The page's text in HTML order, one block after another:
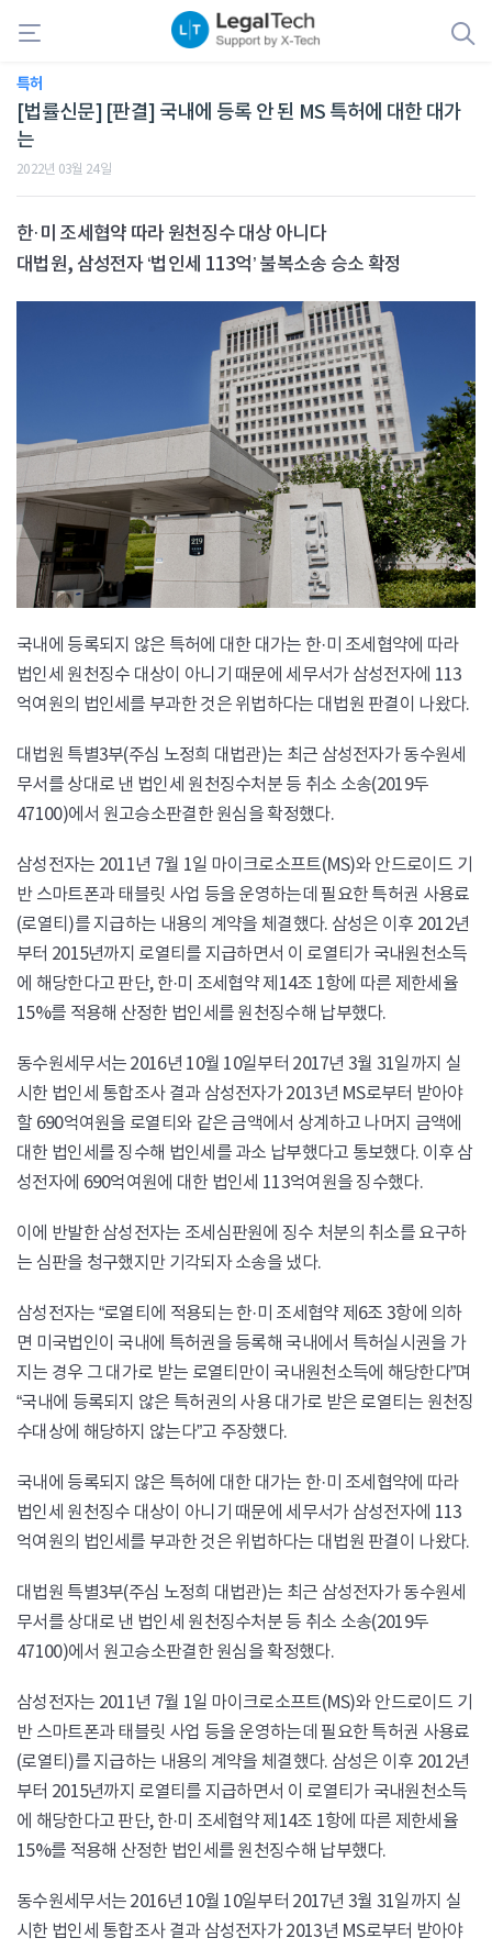
[법률신문] [판결] 국내에 등록 안 된 MS 특허에 대한 대가
는
2022년 03월 24일
특허
한·미 조세협약 따라 원천징수 대상 아니다
대법원, 삼성전자 ‘법인세 113억’ 불복소송 승소 확정
국내에 등록되지 않은 특허에 대한 대가는 한·미 조세협약에 따라
법인세 원천징수 대상이 아니기 때문에 세무서가 삼성전자에 113
억여원의 법인세를 부과한 것은 위법하다는 대법원 판결이 나왔다.
대법원 특별3부(주심 노정희 대법관)는 최근 삼성전자가 동수원세
무서를 상대로 낸 법인세 원천징수처분 등 취소 소송(2019두
47100)에서 원고승소판결한 원심을 확정했다.
삼성전자는 2011년 7월 1일 마이크로소프트(MS)와 안드로이드 기
반 스마트폰과 태블릿 사업 등을 운영하는데 필요한 특허권 사용료
(로열티)를 지급하는 내용의 계약을 체결했다. 삼성은 이후 2012년
부터 2015년까지 로열티를 지급하면서 이 로열티가 국내원천소득
에 해당한다고 판단, 한·미 조세협약 제14조 1항에 따른 제한세율
15%를 적용해 산정한 법인세를 원천징수해 납부했다.
동수원세무서는 2016년 10월 10일부터 2017년 3월 31일까지 실
시한 법인세 통합조사 결과 삼성전자가 2013년 MS로부터 받아야
할 690억여원을 로열티와 같은 금액에서 상계하고 나머지 금액에
대한 법인세를 징수해 법인세를 과소 납부했다고 통보했다. 이후 삼
성전자에 690억여원에 대한 법인세 113억여원을 징수했다.
이에 반발한 삼성전자는 조세심판원에 징수 처분의 취소를 요구하
는 심판을 청구했지만 기각되자 소송을 냈다.
삼성전자는 “로열티에 적용되는 한·미 조세협약 제6조 3항에 의하
면 미국법인이 국내에 특허권을 등록해 국내에서 특허실시권을 가
지는 경우 그 대가로 받는 로열티만이 국내원천소득에 해당한다”며
“국내에 등록되지 않은 특허권의 사용 대가로 받은 로열티는 원천징
수대상에 해당하지 않는다”고 주장했다.
국내에 등록되지 않은 특허에 대한 대가는 한·미 조세협약에 따라
법인세 원천징수 대상이 아니기 때문에 세무서가 삼성전자에 113
억여원의 법인세를 부과한 것은 위법하다는 대법원 판결이 나왔다.
대법원 특별3부(주심 노정희 대법관)는 최근 삼성전자가 동수원세
무서를 상대로 낸 법인세 원천징수처분 등 취소 소송(2019두
47100)에서 원고승소판결한 원심을 확정했다.
삼성전자는 2011년 7월 1일 마이크로소프트(MS)와 안드로이드 기
반 스마트폰과 태블릿 사업 등을 운영하는데 필요한 특허권 사용료
(로열티)를 지급하는 내용의 계약을 체결했다. 삼성은 이후 2012년
부터 2015년까지 로열티를 지급하면서 이 로열티가 국내원천소득
에 해당한다고 판단, 한·미 조세협약 제14조 1항에 따른 제한세율
15%를 적용해 산정한 법인세를 원천징수해 납부했다.
동수원세무서는 2016년 10월 10일부터 2017년 3월 31일까지 실
시한 법인세 통합조사 결과 삼성전자가 2013년 MS로부터 받아야